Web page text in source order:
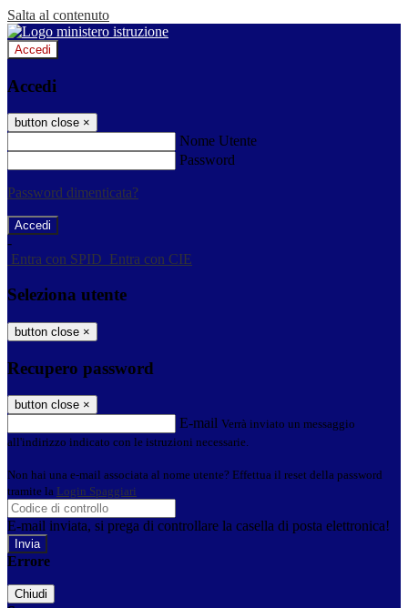
Salta al contenuto
Accedi
Accedi
button close ×
Nome Utente
Password
Password dimenticata?
-
Entra con SPID Entra con CIE
Seleziona utente
button close ×
Recupero password
button close ×
E-mail Verrà inviato un messaggio
all'indirizzo indicato con le istruzioni necessarie.
Non hai una e-mail associata al nome utente? Effettua il reset della password
tramite la Login Spaggiari
E-mail inviata, si prega di controllare la casella di posta elettronica!
Errore
Chiudi